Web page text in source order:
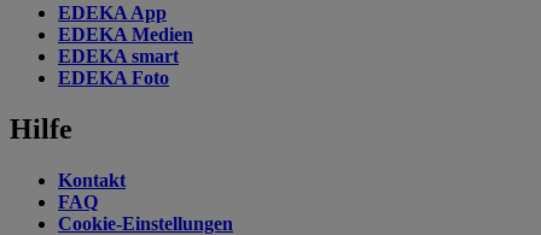
EDEKA App
EDEKA Medien
EDEKA smart
EDEKA Foto
Hilfe
Kontakt
FAQ
Cookie-Einstellungen